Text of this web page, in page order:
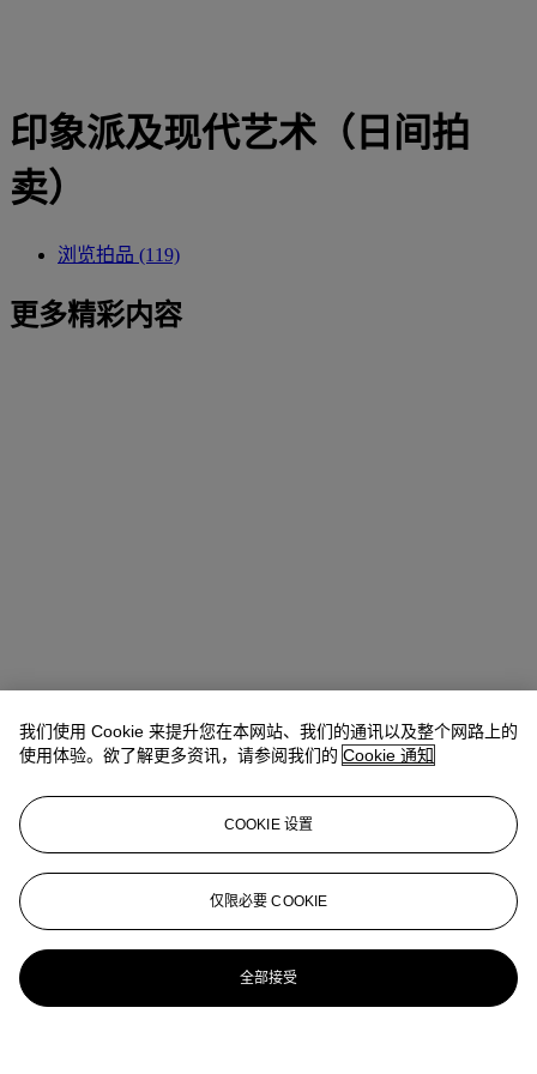
印象派及现代艺术（日间拍
卖）
浏览拍品 (119)
更多精彩内容
我们使用 Cookie 来提升您在本网站、我们的通讯以及整个网路上的
使用体验。欲了解更多资讯，请参阅我们的 Cookie 通知
COOKIE 设置
仅限必要 COOKIE
全部接受